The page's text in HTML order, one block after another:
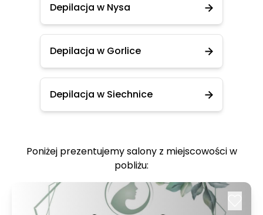
Depilacja w Nysa
Depilacja w Gorlice
Depilacja w Siechnice
Poniżej prezentujemy salony z miejscowości w
pobliżu: